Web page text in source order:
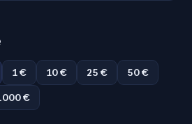
1 € 10 € 25 €
50 €
€